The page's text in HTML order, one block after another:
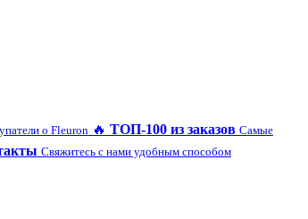
о Fleuron 🔥 ТОП-100 из заказов Самые
Свяжитесь с нами удобным способом